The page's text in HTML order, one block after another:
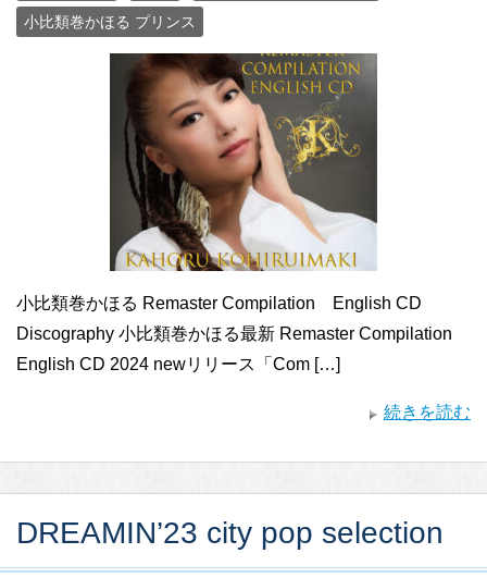
小比類巻かほる プリンス
小比類巻かほる Remaster Compilation English CD
Discography 小比類巻かほる最新 Remaster Compilation
English CD 2024 newリリース「Com […]
続きを読む
DREAMIN’23 city ​​pop selection